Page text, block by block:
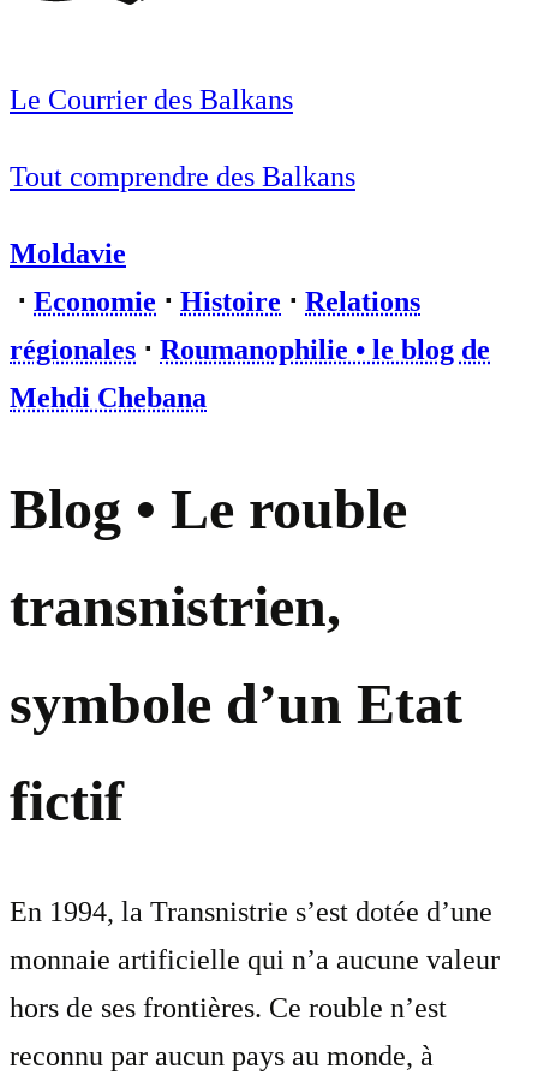
Le Courrier des Balkans
Tout comprendre des Balkans
Moldavie
⋅ Economie ⋅ Histoire ⋅ Relations
régionales ⋅ Roumanophilie • le blog de
Mehdi Chebana
Blog • Le rouble
transnistrien,
symbole d’un Etat
fictif
En 1994, la Transnistrie s’est dotée d’une
monnaie artificielle qui n’a aucune valeur
hors de ses frontières. Ce rouble n’est
reconnu par aucun pays au monde, à